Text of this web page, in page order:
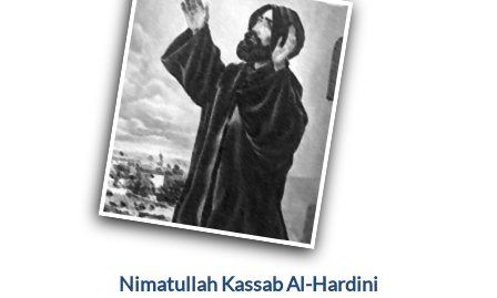
Nimatullah Kassab Al-Hardini